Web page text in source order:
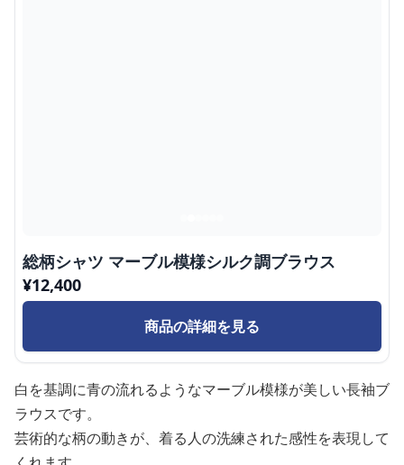
総柄シャツ マーブル模様シルク調ブラウス
¥12,400
商品の詳細を見る
白を基調に青の流れるようなマーブル模様が美しい長袖ブ
ラウスです。
芸術的な柄の動きが、着る人の洗練された感性を表現して